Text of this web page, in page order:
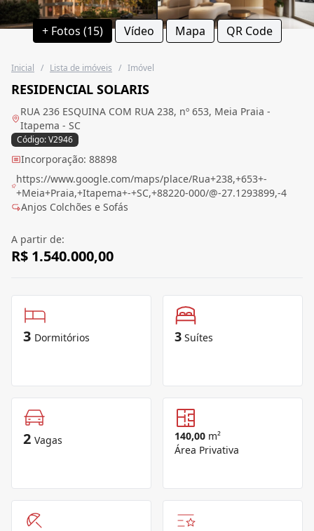
+ Fotos (15) Vídeo Mapa QR Code
Inicial / Lista de imóveis / Imóvel
RESIDENCIAL SOLARIS
RUA 236 ESQUINA COM RUA 238, nº 653, Meia Praia -
Itapema - SC
Código: V2946
Incorporação: 88898
https://www.google.com/maps/place/Rua+238,+653+-
+Meia+Praia,+Itapema+-+SC,+88220-000/@-27.1293899,-4
Anjos Colchões e Sofás
A partir de:
R$ 1.540.000,00
3 Dormitórios 3 Suítes
2 Vagas 140,00 m²
Área Privativa